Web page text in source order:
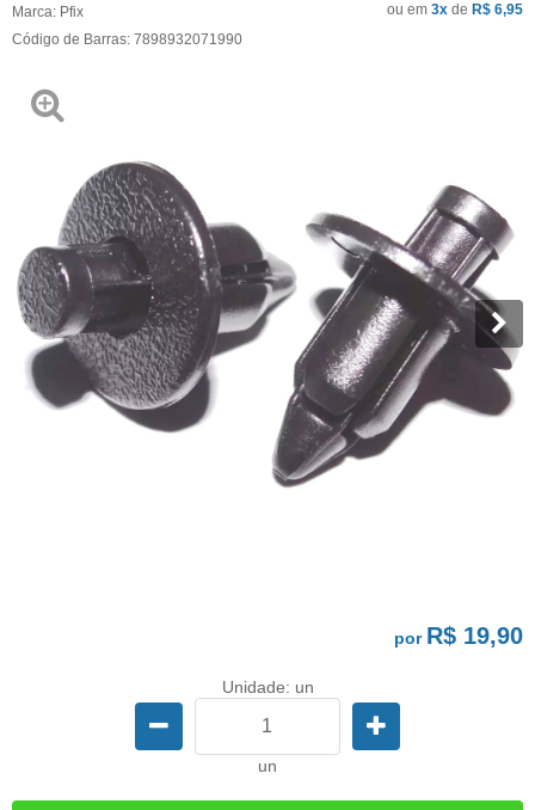
Marca: Pfix
Código de Barras: 7898932071990
ou em 3x de R$ 6,95
por R$ 19,90
Unidade: un
un